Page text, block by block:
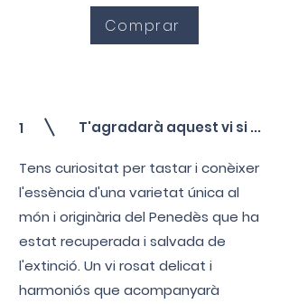
Comprar
1 T'agradarà aquest vi si ...
Tens curiositat per tastar i conèixer
l'essència d'una varietat única al
món i originària del Penedès que ha
estat recuperada i salvada de
l'extinció. Un vi rosat delicat i
harmoniós que acompanyarà